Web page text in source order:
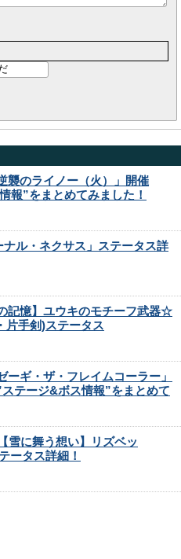
襲のライノー（火）」開催
報”をまとめてみました！
ル・ネクサス」ステータス詳
記憶】ユウキのモチーフ武器☆
片手剣)ステータス
ーギ・ザ・フレイムコーラー」
テージ&ボス情報”をまとめて
雪に舞う想い】リズベッ
ータス詳細！